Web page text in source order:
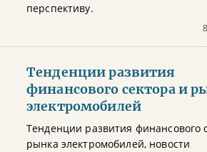
перспективу.
Тенденции развития
финансового сектора и
электромобилей
Тенденции развития финансового
рынка электромобилей, новости